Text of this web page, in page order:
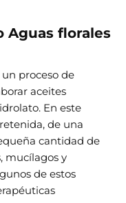
Aguas florales
proceso de
aceites
En este
de una
cantidad de
mucílagos y
de estos